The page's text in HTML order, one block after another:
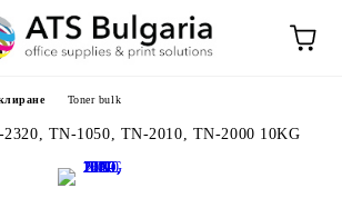
Toner bulk